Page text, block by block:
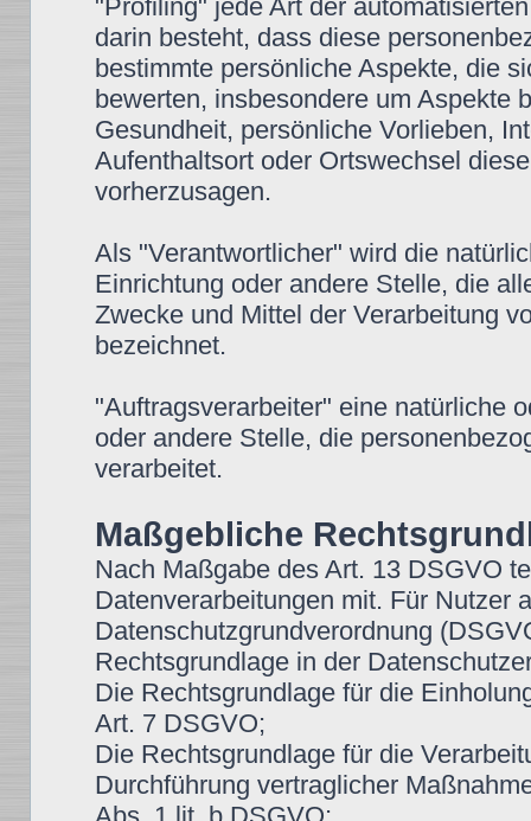
"Profiling" jede Art der
darin besteht, dass diese
bestimmte persönliche Aspekte, die
bewerten, insbesondere um Aspekte
Gesundheit, persönliche Vorlieben,
Aufenthaltsort oder Ortswechsel
vorherzusagen.
Als "Verantwortlicher" wird die
Einrichtung oder andere Stelle, die
Zwecke und Mittel der Verarbeitung
bezeichnet.
"Auftragsverarbeiter" eine natürliche
oder andere Stelle, die
verarbeitet.
Maßgebliche
Nach Maßgabe des Art. 13 DSGVO
Datenverarbeitungen mit. Für Nutzer
Datenschutzgrundverordnung
Rechtsgrundlage in der
Die Rechtsgrundlage für die
Art. 7 DSGVO;
Die Rechtsgrundlage für die
Durchführung vertraglicher